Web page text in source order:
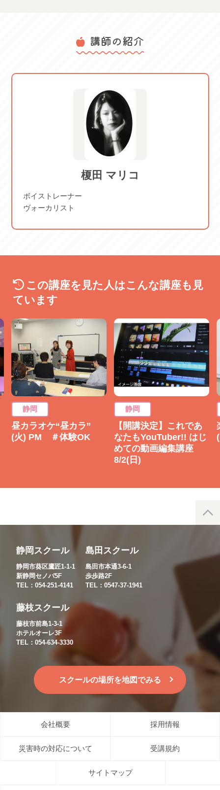
と相談をしながら決めていただければ結構です。
見学は、レッスン時間内で15分程度のご案内となります。
個人当日指導方式の為、当日の参加人数によって終了時間
見学を希望される方はご注意いただき、お早めにご来店下
歌いたい曲の楽譜（ご用意可能な
方）、筆記用具
体験可能日： 2026/08/03 月
2026/09/07 月 2026/10/05 月
2026/10/19 月 2026/11/02 月
2026/11/16 月 2026/12/07 月
2026/12/21 月
講師の紹介
榎田 マリコ
ボイストレーナー
ヴォーカリスト
この講座を見た人はこんな講座も見
ています
静岡
昼カラオケ“昼カラ”
(火) PM ＃体験OK
静岡
【開講決定】これであ
なたもYouTuber!! はじ
めての動画編集講座
8/2(日)
静岡スクール
静岡市葵区鷹匠1-1-1
新静岡セノバ5F
TEL：054-251-4141
島田スクール
島田市本通3-6-1
歩歩路2F
TEL：0547-37-1941
藤枝スクール
藤枝市前島1-3-1
ホテルオーレ3F
TEL：054-634-3330
スクールの場所を地図でみる
会社概要 採用情報
災害時の対応について 受講規約
サイトマップ